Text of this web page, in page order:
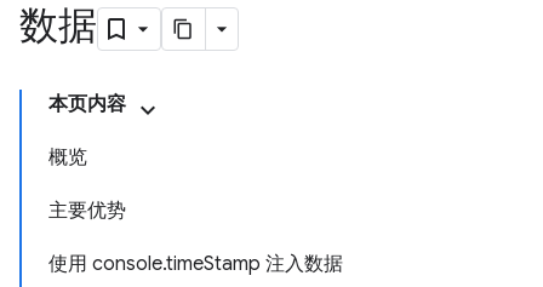
数据
本页内容
概览
主要优势
使用 console.timeStamp 注入数据